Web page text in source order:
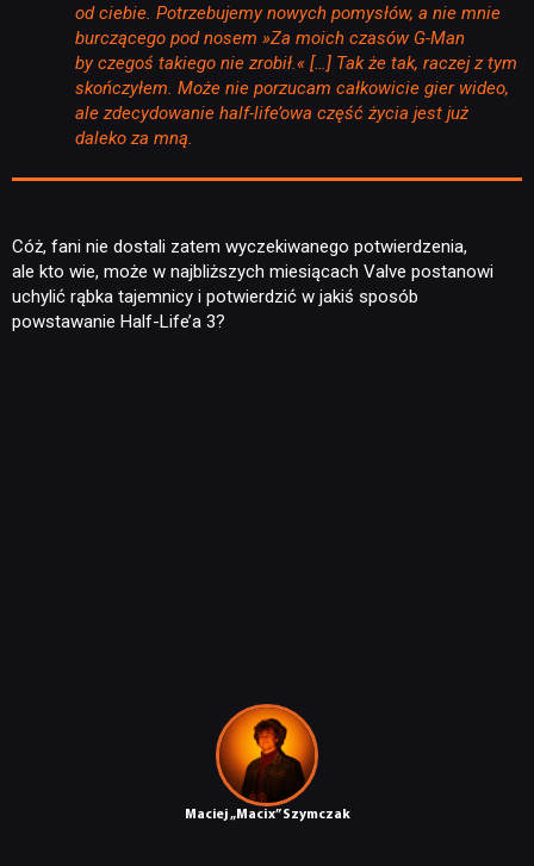
PUBLICYSTYKA
KULTURA
RETRO
TECHNOLOGIE
Maciej „Macix” Szymczak
od ciebie. Potrzebujemy nowych pomysłów, a nie mnie
burczącego pod nosem »Za moich czasów G-Man
by czegoś takiego nie zrobił.« […] Tak że tak, raczej z tym
skończyłem. Może nie porzucam całkowicie gier wideo,
ale zdecydowanie half-life’owa część życia jest już
daleko za mną.
Cóż, fani nie dostali zatem wyczekiwanego potwierdzenia,
ale kto wie, może w najbliższych miesiącach Valve postanowi
uchylić rąbka tajemnicy i potwierdzić w jakiś sposób
powstawanie Half-Life’a 3?